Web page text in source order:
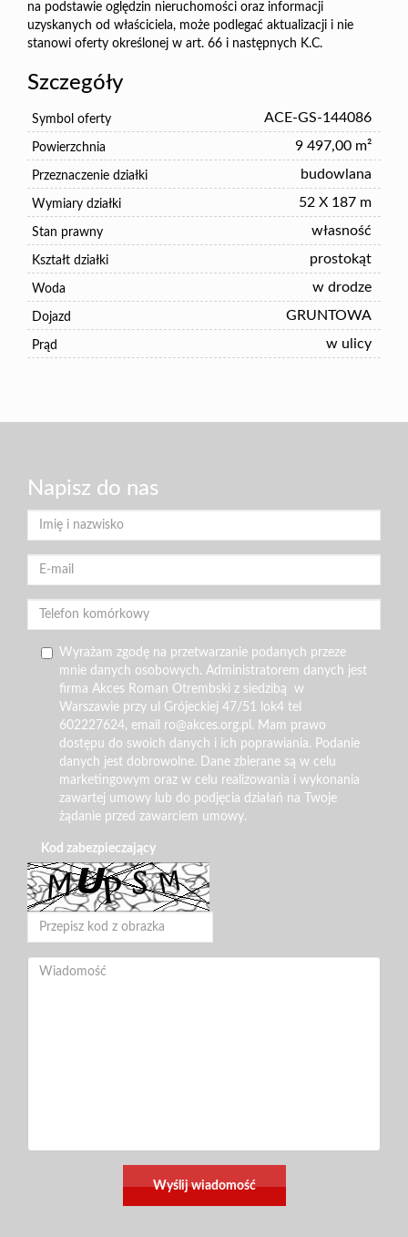
na podstawie oględzin nieruchomości oraz informacji
uzyskanych od właściciela, może podlegać aktualizacji i nie
stanowi oferty określonej w art. 66 i następnych K.C.
Szczegóły
Symbol oferty ACE-GS-144086
Powierzchnia 9 497,00 m²
Przeznaczenie działki budowlana
Wymiary działki 52 X 187 m
Stan prawny własność
Kształt działki prostokąt
Woda w drodze
Dojazd GRUNTOWA
Prąd w ulicy
Napisz do nas
Wyrażam zgodę na przetwarzanie podanych przeze
mnie danych osobowych. Administratorem danych jest
firma Akces Roman Otrembski z siedzibą w
Warszawie przy ul Grójeckiej 47/51 lok4 tel
602227624, email ro@akces.org.pl. Mam prawo
dostępu do swoich danych i ich poprawiania. Podanie
danych jest dobrowolne. Dane zbierane są w celu
marketingowym oraz w celu realizowania i wykonania
zawartej umowy lub do podjęcia działań na Twoje
żądanie przed zawarciem umowy.
Kod zabezpieczający